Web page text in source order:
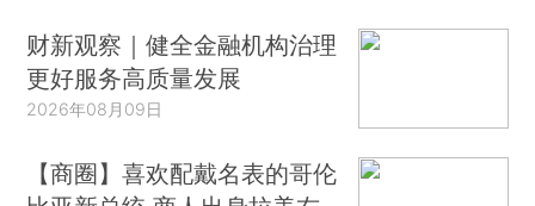
财新观察｜健全金融机构治理
更好服务高质量发展
2026年08月09日
【商圈】喜欢配戴名表的哥伦